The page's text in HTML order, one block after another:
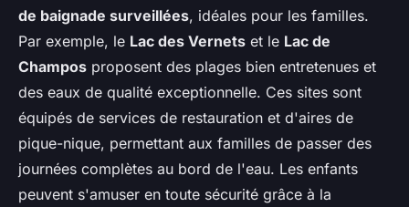
de baignade surveillées, idéales pour les familles.
Par exemple, le Lac des Vernets et le Lac de
Champos proposent des plages bien entretenues et
des eaux de qualité exceptionnelle. Ces sites sont
équipés de services de restauration et d'aires de
pique-nique, permettant aux familles de passer des
journées complètes au bord de l'eau. Les enfants
peuvent s'amuser en toute sécurité grâce à la